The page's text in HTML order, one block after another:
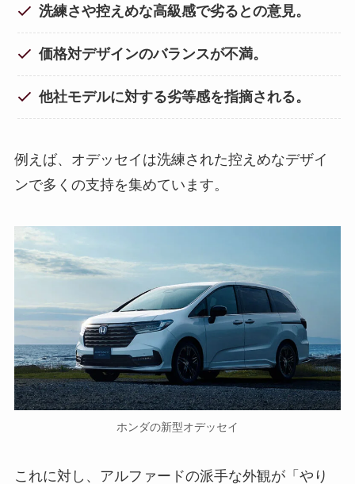
洗練さや控えめな高級感で劣るとの意見。
価格対デザインのバランスが不満。
他社モデルに対する劣等感を指摘される。
例えば、オデッセイは洗練された控えめなデザイ
ンで多くの支持を集めています。
ホンダの新型オデッセイ
これに対し、アルファードの派手な外観が「やり